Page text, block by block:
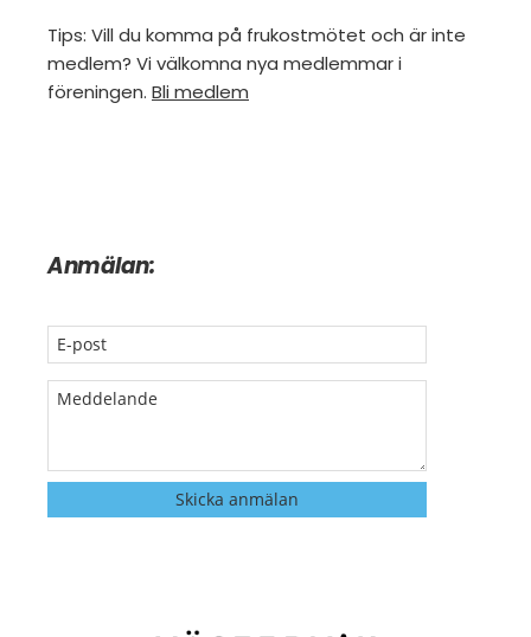
Tips: Vill du komma på frukostmötet och är inte
medlem? Vi välkomna nya medlemmar i
föreningen. Bli medlem
Anmälan: